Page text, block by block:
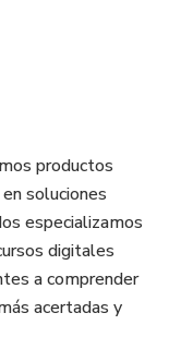
productos
soluciones
especializamos
digitales
a comprender
acertadas y